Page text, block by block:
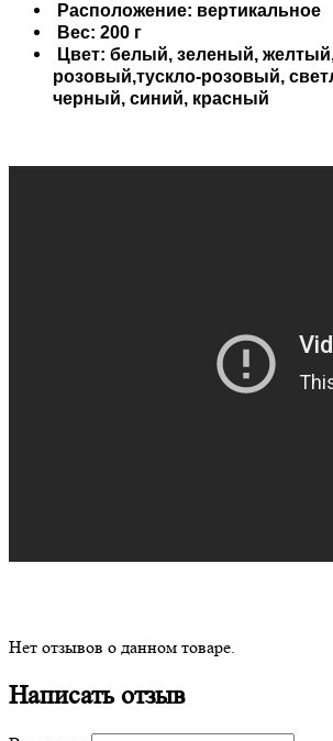
Расположение: вертикальное
Вес: 200 г
Цвет: белый, зеленый,
розовый,тускло-розовый,
черный, синий, красный
Нет отзывов о данном товаре.
Написать отзыв